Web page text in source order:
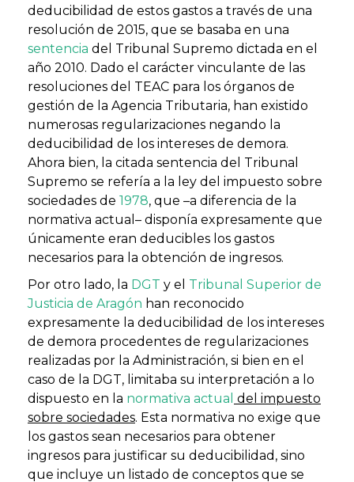
deducibilidad de estos gastos a través de una
resolución de 2015, que se basaba en una
sentencia del Tribunal Supremo dictada en el
año 2010. Dado el carácter vinculante de las
resoluciones del TEAC para los órganos de
gestión de la Agencia Tributaria, han existido
numerosas regularizaciones negando la
deducibilidad de los intereses de demora.
Ahora bien, la citada sentencia del Tribunal
Supremo se refería a la ley del impuesto sobre
sociedades de 1978, que –a diferencia de la
normativa actual– disponía expresamente que
únicamente eran deducibles los gastos
necesarios para la obtención de ingresos.
Por otro lado, la DGT y el Tribunal Superior de
Justicia de Aragón han reconocido
expresamente la deducibilidad de los intereses
de demora procedentes de regularizaciones
realizadas por la Administración, si bien en el
caso de la DGT, limitaba su interpretación a lo
dispuesto en la normativa actual del impuesto
sobre sociedades. Esta normativa no exige que
los gastos sean necesarios para obtener
ingresos para justificar su deducibilidad, sino
que incluye un listado de conceptos que se